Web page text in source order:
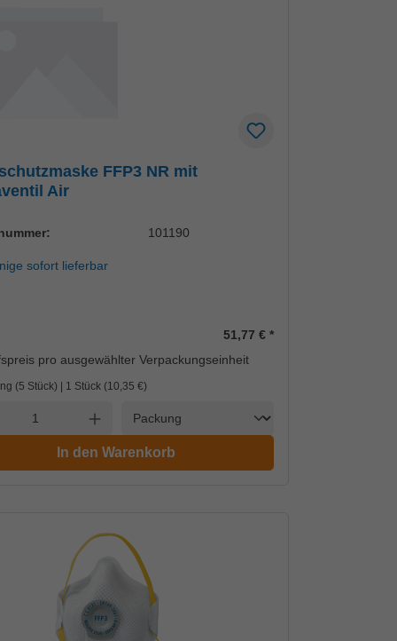
FFP3 NR mit
Air
101190
sofort lieferbar
51,77 €*
pro ausgewählter Verpackungseinheit
(5 Stück) | 1 Stück (10,35 €)
verringern Anzahl erhöhen
In den Warenkorb